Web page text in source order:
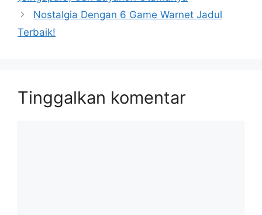
Nostalgia Dengan 6 Game Warnet Jadul
Terbaik!
Tinggalkan komentar